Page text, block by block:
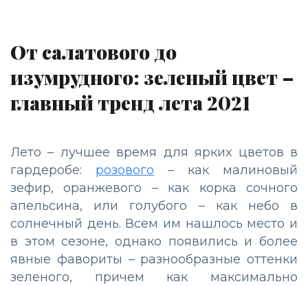
От салатового до
изумрудного: зеленый цвет –
главный тренд лета 2021
Лето – лучшее время для ярких цветов в
гардеробе: розового – как малиновый
зефир, оранжевого – как корка сочного
апельсина, или голубого – как небо в
солнечный день. Всем им нашлось место и
в этом сезоне, однако появились и более
явные фавориты – разнообразные оттенки
зеленого, причем как максимально